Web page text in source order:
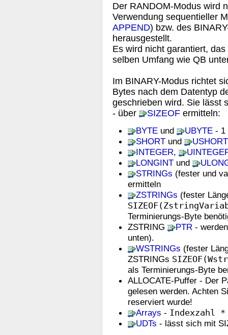
Der RANDOM-Modus wird
Verwendung sequentieller
APPEND) bzw. des
herausgestellt.
Es wird nicht garantiert,
selben Umfang wie QB
Im BINARY-Modus richtet
Bytes nach dem Datentyp
geschrieben wird. Sie lässt
- über
SIZEOF ermitteln:
BYTE und UBYTE - 1
SHORT und
USHORT
INTEGER,
LONGINT und
STRINGs (fester und
ermitteln
ZSTRINGs (fester
Terminierungs-Byte
ZSTRING
PTR -
unten).
WSTRINGs (fester
ZSTRINGs
als Terminierungs-Byte
ALLOCATE-Puffer - Der
gelesen werden. Achten
reserviert wurde!
Arrays - Indexzahl *
UDTs - lässt sich mit